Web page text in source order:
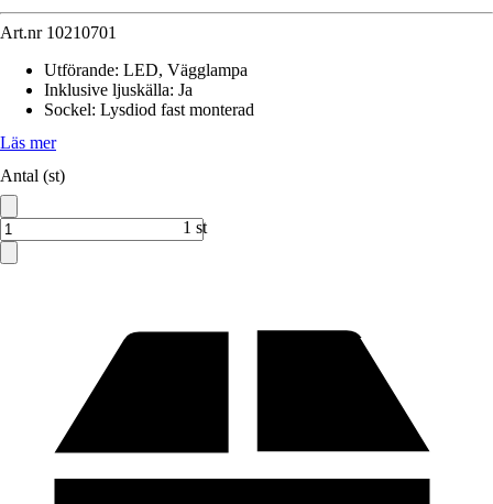
Art.nr 10210701
Utförande: LED, Vägglampa
Inklusive ljuskälla: Ja
Sockel: Lysdiod fast monterad
Läs mer
Antal (st)
1 st